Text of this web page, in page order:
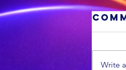
Write